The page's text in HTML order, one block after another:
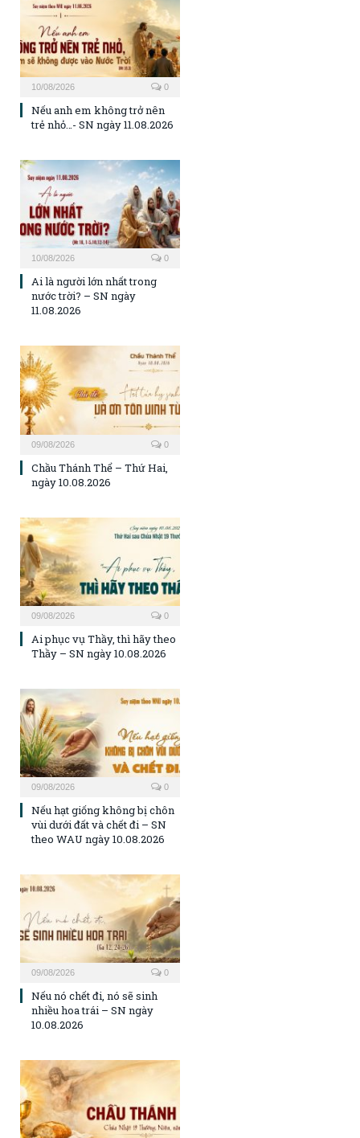
10/08/2026 0
Nếu anh em không trở nên
trẻ nhỏ…- SN ngày 11.08.2026
10/08/2026 0
Ai là người lớn nhất trong
nước trời? – SN ngày
11.08.2026
09/08/2026 0
Chầu Thánh Thể – Thứ Hai,
ngày 10.08.2026
09/08/2026 0
Ai phục vụ Thầy, thì hãy theo
Thầy – SN ngày 10.08.2026
09/08/2026 0
Nếu hạt giống không bị chôn
vùi dưới đất và chết đi – SN
theo WAU ngày 10.08.2026
09/08/2026 0
Nếu nó chết đi, nó sẽ sinh
nhiều hoa trái – SN ngày
10.08.2026